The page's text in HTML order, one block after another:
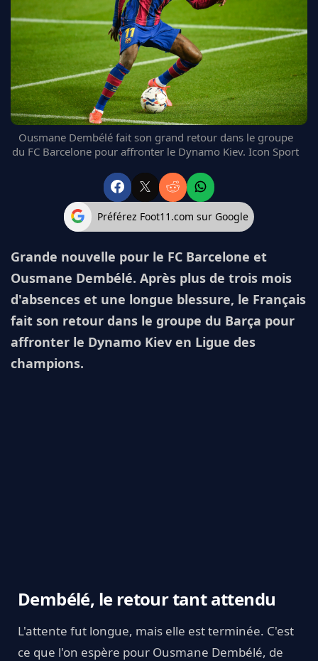
FC BARCELONE
MANCHESTER UNITED
CHELSEA
ARSENAL
BAYERN
L'AVIS DE LA RÉDAC'
Ousmane Dembélé fait son grand retour dans le groupe
du FC Barcelone pour affronter le Dynamo Kiev. Icon Sport
Préférez Foot11.com sur Google
Grande nouvelle pour le FC Barcelone et
Ousmane Dembélé. Après plus de trois mois
d'absences et une longue blessure, le Français
fait son retour dans le groupe du Barça pour
affronter le Dynamo Kiev en Ligue des
champions.
Dembélé, le retour tant attendu
L'attente fut longue, mais elle est terminée. C'est
ce que l'on espère pour Ousmane Dembélé, de